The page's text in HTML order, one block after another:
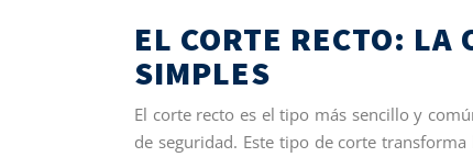
EL CORTE RECTO: LA
SIMPLES
El corte recto es el tipo más sencillo y
de seguridad. Este tipo de corte